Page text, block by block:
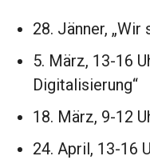
28. Jänner,
5. März, 13-16
Digitalisierung“
18. März, 9-12
24. April, 13-16